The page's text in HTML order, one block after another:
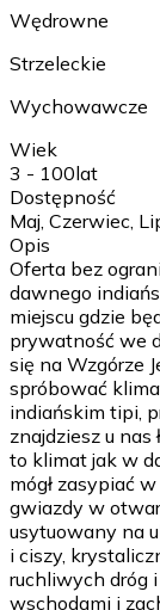
Wędrowne
Strzeleckie
Wychowawcze
Wiek
3 - 100lat
Dostępność
Maj, Czerwiec,
Opis
Oferta bez
dawnego
miejscu gdzie
prywatność we
się na Wzgórze
spróbować
indiańskim tipi,
znajdziesz u nas
to klimat jak w
mógł zasypiać
gwiazdy w
usytuowany na
i ciszy,
ruchliwych dróg
wschodami i